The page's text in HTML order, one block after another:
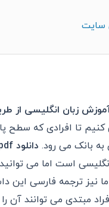
سایت
زبان انگلیسی از
تا افرادی که سطح
به بانک می رود. دانلود pdf کتاب داستان انگلیسی
است اما می توانید
نیز ترجمه فارسی این
مبتدی می توانند آن